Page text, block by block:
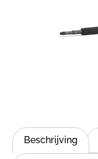
Beschrijving